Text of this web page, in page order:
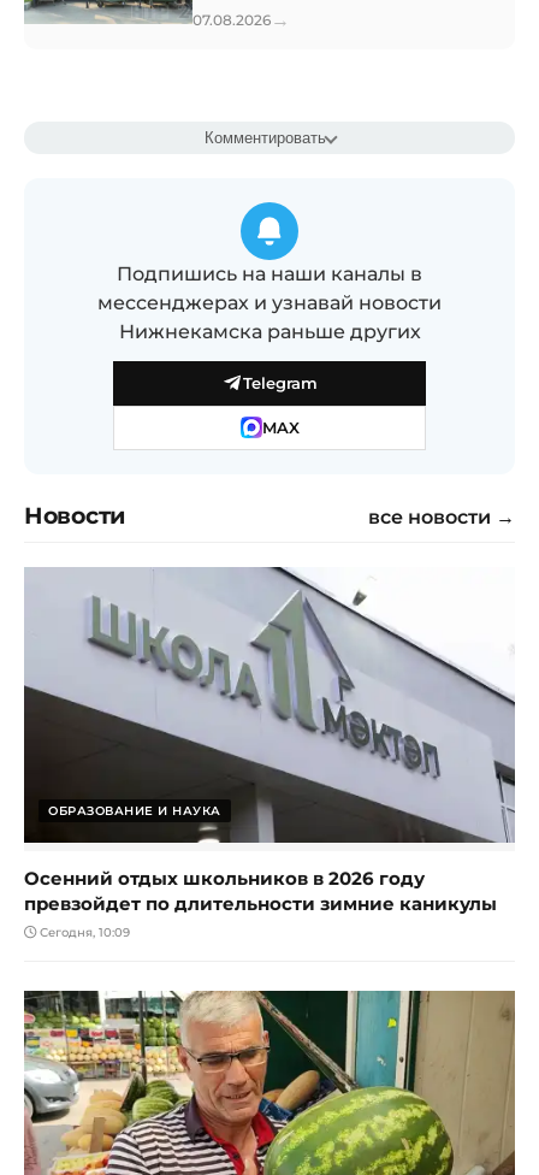
07.08.2026 →
Комментировать
Подпишись на наши каналы в
мессенджерах и узнавай новости
Нижнекамска раньше других
Telegram
MAX
Новости все новости →
ОБРАЗОВАНИЕ И НАУКА
Осенний отдых школьников в 2026 году
превзойдет по длительности зимние каникулы
Сегодня, 10:09